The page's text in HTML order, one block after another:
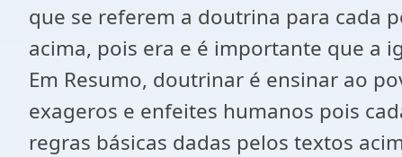
que se referem a doutrina para cada
acima, pois era e é importante que a
Em Resumo, doutrinar é ensinar ao
exageros e enfeites humanos pois
regras básicas dadas pelos textos